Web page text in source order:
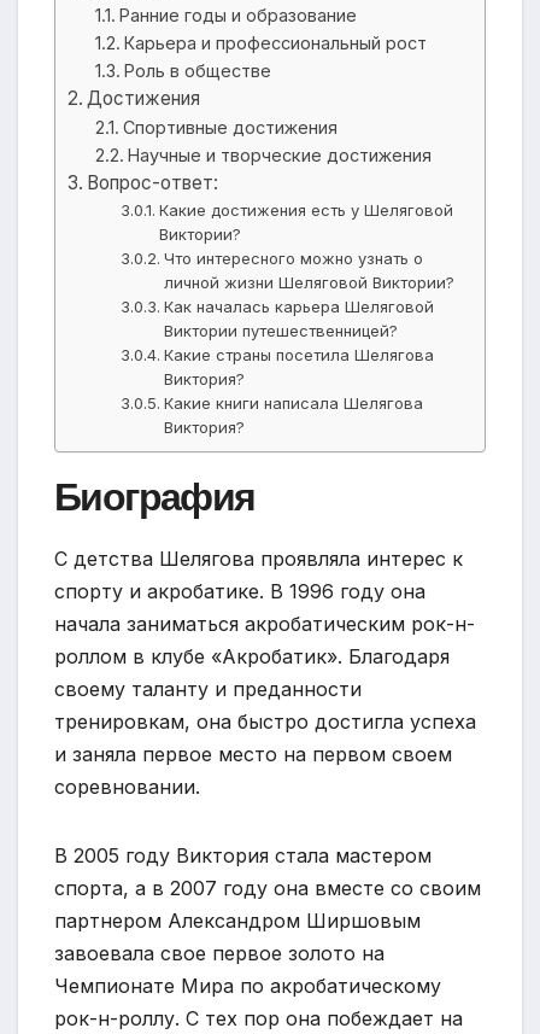
Ранние годы и образование
Карьера и профессиональный рост
Роль в обществе
Достижения
Спортивные достижения
Научные и творческие достижения
Вопрос-ответ:
Какие достижения есть у Шеляговой
Виктории?
Что интересного можно узнать о
личной жизни Шеляговой Виктории?
Как началась карьера Шеляговой
Виктории путешественницей?
Какие страны посетила Шелягова
Виктория?
Какие книги написала Шелягова
Виктория?
Биография
С детства Шелягова проявляла интерес к
спорту и акробатике. В 1996 году она
начала заниматься акробатическим рок-н-
роллом в клубе «Акробатик». Благодаря
своему таланту и преданности
тренировкам, она быстро достигла успеха
и заняла первое место на первом своем
соревновании.
В 2005 году Виктория стала мастером
спорта, а в 2007 году она вместе со своим
партнером Александром Ширшовым
завоевала свое первое золото на
Чемпионате Мира по акробатическому
рок-н-роллу. С тех пор она побеждает на